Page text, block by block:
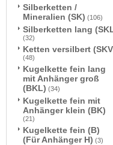
Silberketten /
Mineralien (SK) (106)
Silberketten lang
(32)
Ketten versilbert
(48)
Kugelkette fein lang
mit Anhänger groß
(BKL) (34)
Kugelkette fein mit
Anhänger klein (BK)
(21)
Kugelkette fein (B)
(Für Anhänger H) (3)